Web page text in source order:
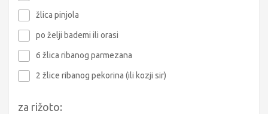
žlica pinjola
po želji bademi ili orasi
6 žlica ribanog parmezana
2 žlice ribanog pekorina (ili kozji sir)
za rižoto: